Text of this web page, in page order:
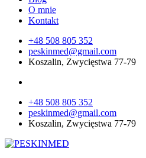
O mnie
Kontakt
+48 508 805 352
peskinmed@gmail.com
Koszalin, Zwycięstwa 77-79
+48 508 805 352
peskinmed@gmail.com
Koszalin, Zwycięstwa 77-79